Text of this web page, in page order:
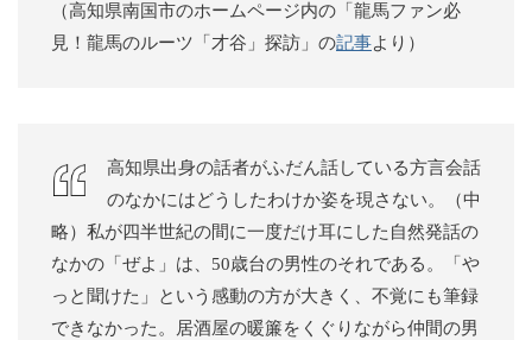
（高知県南国市のホームページ内の「龍馬ファン必
見！龍馬のルーツ「才谷」探訪」の記事より）
高知県出身の話者がふだん話している方言会話
のなかにはどうしたわけか姿を現さない。（中
略）私が四半世紀の間に一度だけ耳にした自然発話の
なかの「ぜよ」は、50歳台の男性のそれである。「や
っと聞けた」という感動の方が大きく、不覚にも筆録
できなかった。居酒屋の暖簾をくぐりながら仲間の男